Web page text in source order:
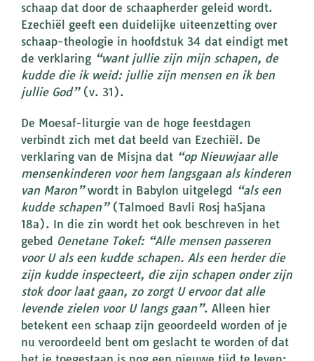
schaap dat door de schaapherder geleid wordt.
Ezechiël geeft een duidelijke uiteenzetting over
schaap-theologie in hoofdstuk 34 dat eindigt met
de verklaring “want jullie zijn mijn schapen, de
kudde die ik weid: jullie zijn mensen en ik ben
jullie God”(v. 31).
De Moesaf-liturgie van de hoge feestdagen
verbindt zich met dat beeld van Ezechiël. De
verklaring van de Misjna dat “op Nieuwjaar alle
mensenkinderen voor hem langsgaan als kinderen
van Maron”wordt in Babylon uitgelegd “als een
kudde schapen”(Talmoed Bavli Rosj haSjana
18a). In die zin wordt het ook beschreven in het
gebed Oenetane Tokef: “Alle mensen passeren
voor U als een kudde schapen. Als een herder die
zijn kudde inspecteert, die zijn schapen onder zijn
stok door laat gaan, zo zorgt U ervoor dat alle
levende zielen voor U langs gaan”. Alleen hier
betekent een schaap zijn geoordeeld worden of je
nu veroordeeld bent om geslacht te worden of dat